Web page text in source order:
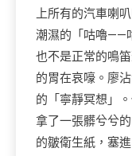
上所有的汽車喇
潮濕的「咕嚕——
也不是正常的鳴
的胃在哀嚎。廖
的「寧靜冥想」
拿了一張髒兮兮
的皺衛生紙，塞